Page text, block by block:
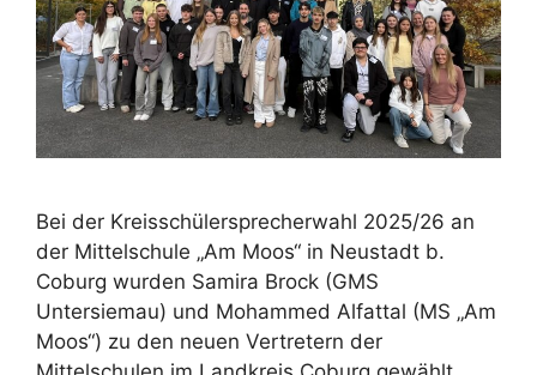
Bei der Kreisschülersprecherwahl 2025/26 an
der Mittelschule „Am Moos“ in Neustadt b.
Coburg wurden Samira Brock (GMS
Untersiemau) und Mohammed Alfattal (MS „Am
Moos“) zu den neuen Vertretern der